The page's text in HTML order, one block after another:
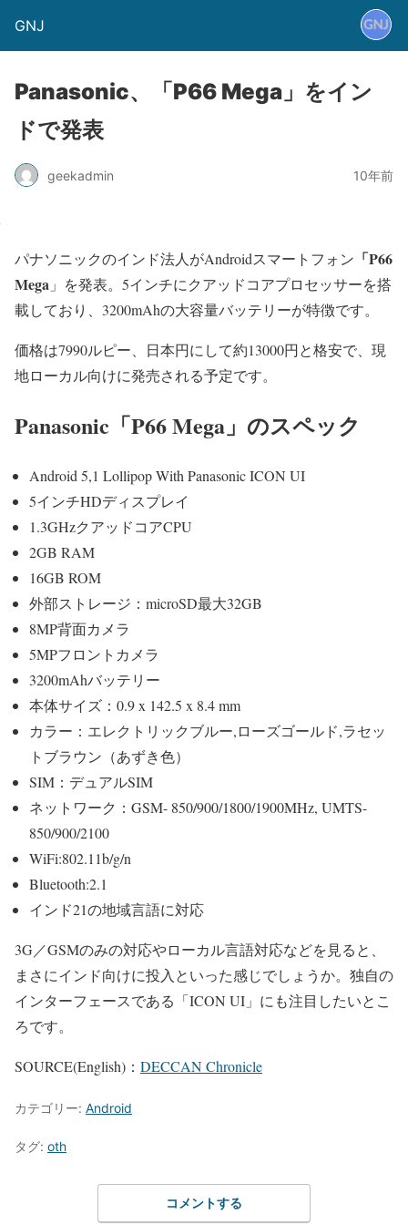
GNJ
Panasonic、「P66 Mega」をイン
ドで発表
geekadmin 10年前
パナソニックのインド法人がAndroidスマートフォン 「P66
Mega 」を発表。5インチにクアッドコアプロセッサーを搭
載しており、3200mAhの大容量バッテリーが特徴です。
価格は7990ルピー、日本円にして約13000円と格安で、現
地ローカル向けに発売される予定です。
Panasonic「P66 Mega」のスペック
Android 5,1 Lollipop With Panasonic ICON UI
5インチHDディスプレイ
1.3GHzクアッドコアCPU
2GB RAM
16GB ROM
外部ストレージ：microSD最大32GB
8MP背面カメラ
5MPフロントカメラ
3200mAhバッテリー
本体サイズ：0.9 x 142.5 x 8.4 mm
カラー：エレクトリックブルー,ローズゴールド,ラセッ
トブラウン（あずき色）
SIM：デュアルSIM
ネットワーク：GSM- 850/900/1800/1900MHz, UMTS-
850/900/2100
WiFi:802.11b/g/n
Bluetooth:2.1
インド21の地域言語に対応
3G／GSMのみの対応やローカル言語対応などを見ると、
まさにインド向けに投入といった感じでしょうか。独自の
インターフェースである「ICON UI」にも注目したいとこ
ろです。
SOURCE(English)： DECCAN Chronicle
カテゴリー: Android
タグ: oth
コメントする